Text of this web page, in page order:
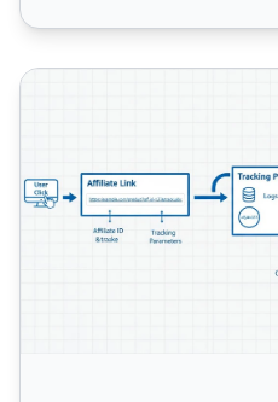
Che cos'è un link di